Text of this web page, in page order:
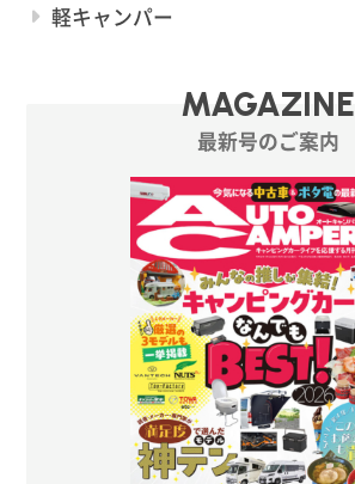
軽キャンパー
MAGAZINE
最新号のご案内